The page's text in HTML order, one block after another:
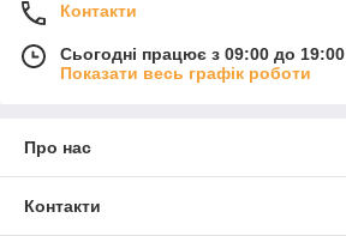
Контакти
Сьогодні працює з 09:00 до 19:00
Показати весь графік роботи
Про нас
Контакти